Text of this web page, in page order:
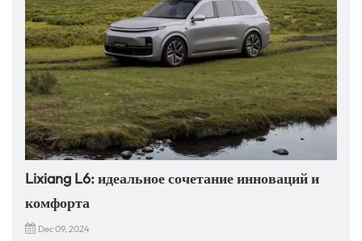
Lixiang L6: идеальное сочетание инноваций и
комфорта
Dec 09, 2024